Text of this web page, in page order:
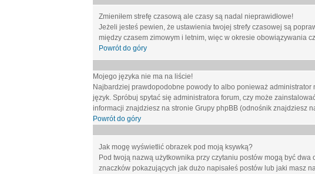
Zmieniłem strefę czasową ale czasy są nadal nieprawidłowe!
Jeżeli jesteś pewien, że ustawienia twojej strefy czasowej są
między czasem zimowym i letnim, więc w okresie obowiązywania
Powrót do góry
Mojego języka nie ma na liście!
Najbardziej prawdopodobne powody to albo ponieważ administrator
język. Spróbuj spytać się administratora forum, czy może
informacji znajdziesz na stronie Grupy phpBB (odnośnik znajdziesz
Powrót do góry
Jak mogę wyświetlić obrazek pod moją ksywką?
Pod twoją nazwą użytkownika przy czytaniu postów mogą być
znaczków pokazujących jak dużo napisałeś postów lub jaki masz